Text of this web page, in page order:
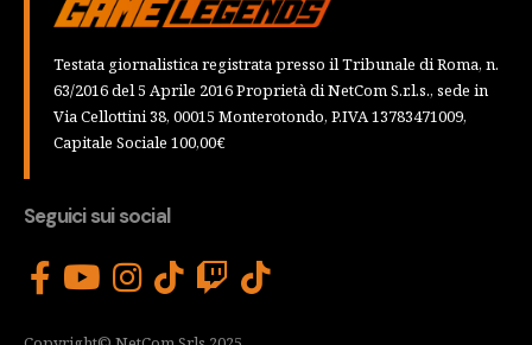
Testata giornalistica registrata presso il Tribunale di Roma, n.
63/2016 del 5 Aprile 2016 Proprietà di NetCom S.r.l.s., sede in
Via Cellottini 38, 00015 Monterotondo, P.IVA 13783471009,
Capitale Sociale 100,00€
Seguici sui social